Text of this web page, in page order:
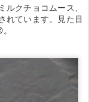
クチョコムース、
れています。見た目